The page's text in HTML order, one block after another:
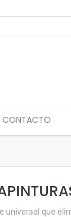
CONTACTO
universal que